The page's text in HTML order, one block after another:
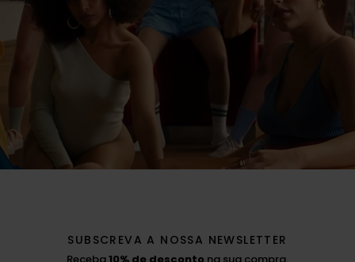
SUBSCREVA A NOSSA NEWSLETTER
Receba10% de desconto na sua compra.